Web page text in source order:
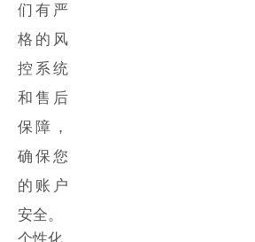
们有严
格的风
控系统
和售后
保障，
确保您
的账户
安全。